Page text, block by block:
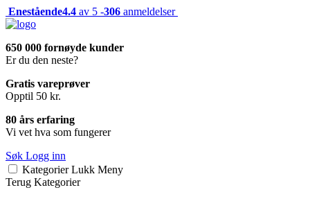
Enestående4.4 av 5 -306 anmeldelser
650 000 fornøyde kunder
Er du den neste?
Gratis vareprøver
Opptil 50 kr.
80 års erfaring
Vi vet hva som fungerer
Søk Logg inn
Kategorier Lukk Meny
Terug Kategorier